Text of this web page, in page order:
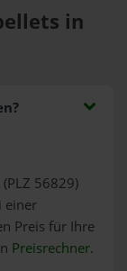
in
56829)
einer
Preis für Ihre
Preisrechner.